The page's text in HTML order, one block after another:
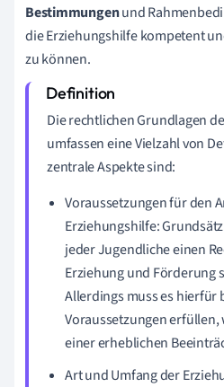
Bestimmungenund
die Erziehungshilfe kompetent
zu können.
Die rechtlichen Grundlagen
umfassen eine Vielzahl von
zentrale Aspekte sind:
Voraussetzungen für den
Erziehungshilfe:
jeder Jugendliche einen
Erziehung und Förderung
Allerdings muss es hierfür
Voraussetzungen erfüllen,
einer erheblichen
Art und Umfang der